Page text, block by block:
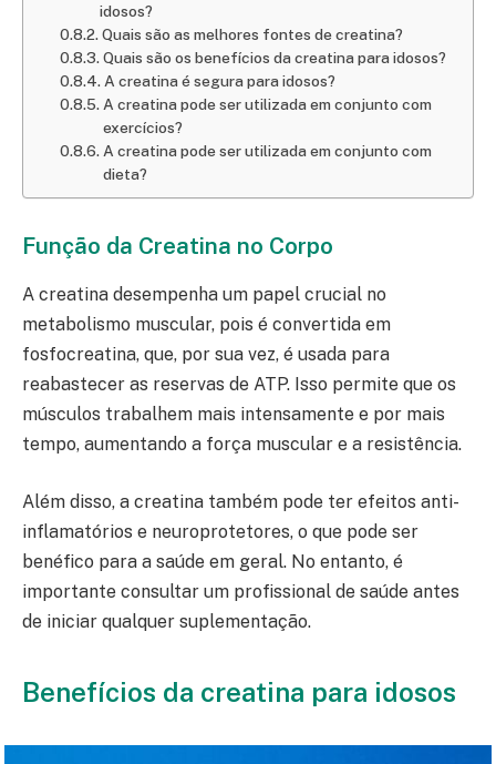
idosos?
Quais são as melhores fontes de creatina?
Quais são os benefícios da creatina para idosos?
A creatina é segura para idosos?
A creatina pode ser utilizada em conjunto com
exercícios?
A creatina pode ser utilizada em conjunto com
dieta?
Função da Creatina no Corpo
A creatina desempenha um papel crucial no
metabolismo muscular, pois é convertida em
fosfocreatina, que, por sua vez, é usada para
reabastecer as reservas de ATP. Isso permite que os
músculos trabalhem mais intensamente e por mais
tempo, aumentando a força muscular e a resistência.
Além disso, a creatina também pode ter efeitos anti-
inflamatórios e neuroprotetores, o que pode ser
benéfico para a saúde em geral. No entanto, é
importante consultar um profissional de saúde antes
de iniciar qualquer suplementação.
Benefícios da creatina para idosos